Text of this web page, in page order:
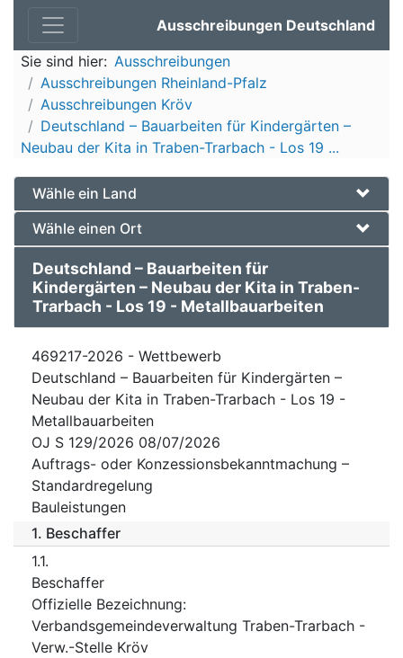
Ausschreibungen Deutschland
Sie sind hier: Ausschreibungen
Ausschreibungen Rheinland-Pfalz
Ausschreibungen Kröv
Deutschland – Bauarbeiten für Kindergärten –
Neubau der Kita in Traben-Trarbach - Los 19 ...
Wähle ein Land
Wähle einen Ort
Deutschland – Bauarbeiten für
Kindergärten – Neubau der Kita in Traben-
Trarbach - Los 19 - Metallbauarbeiten
469217-2026 - Wettbewerb
Deutschland – Bauarbeiten für Kindergärten –
Neubau der Kita in Traben-Trarbach - Los 19 -
Metallbauarbeiten
OJ S 129/2026 08/07/2026
Auftrags- oder Konzessionsbekanntmachung –
Standardregelung
Bauleistungen
1. Beschaffer
1.1.
Beschaffer
Offizielle Bezeichnung:
Verbandsgemeindeverwaltung Traben-Trarbach -
Verw.-Stelle Kröv